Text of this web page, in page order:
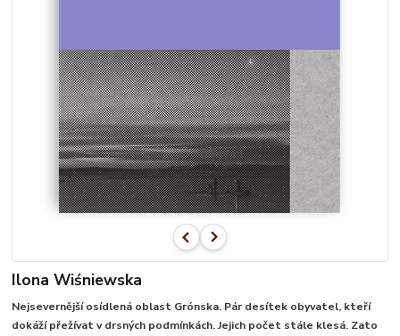
Ilona Wiśniewska
Nejsevernější osídlená oblast Grónska. Pár desítek obyvatel, kteří
dokáží přežívat v drsných podmínkách. Jejich počet stále klesá. Zato